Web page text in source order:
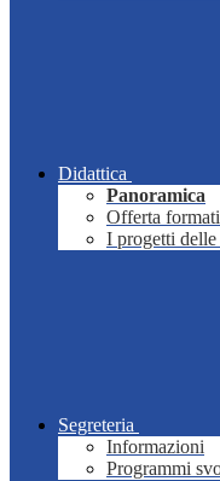
Didattica
Panoramica
Offerta
I progetti delle
Segreteria
Informazioni
Programmi